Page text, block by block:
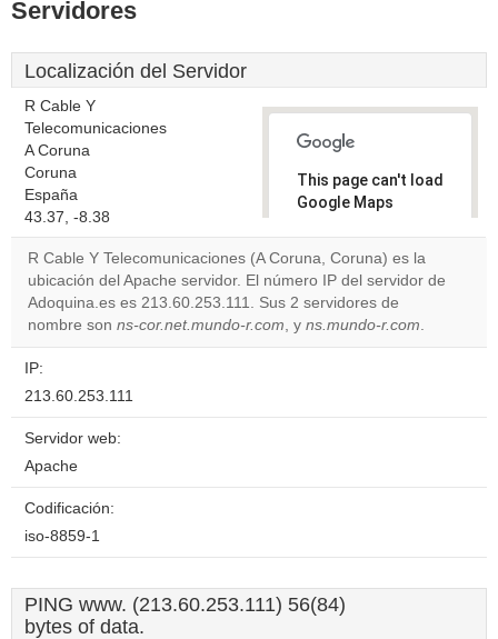
Servidores
Localización del Servidor
R Cable Y
Telecomunicaciones
A Coruna
Coruna
España
43.37, -8.38
This page can't load
Google Maps
Do you
website?
OK
R Cable Y Telecomunicaciones (A Coruna, Coruna) es la
ubicación del Apache servidor. El número IP del servidor de
Adoquina.es es 213.60.253.111. Sus 2 servidores de
nombre son ns-cor.net.mundo-r.com, y ns.mundo-r.com.
IP:
213.60.253.111
Servidor web:
Apache
Codificación:
iso-8859-1
PING www. (213.60.253.111) 56(84)
bytes of data.